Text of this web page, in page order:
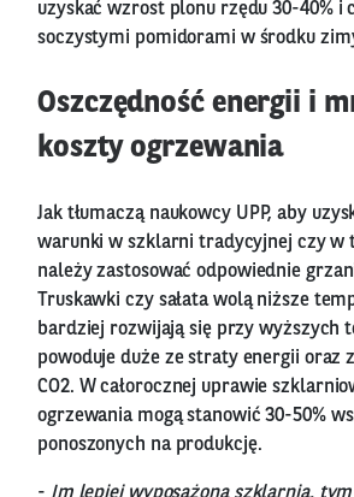
uzyskać wzrost plonu rzędu 30-40% i
soczystymi pomidorami w środku
Oszczędność energii i
koszty ogrzewania
Jak tłumaczą naukowcy UPP, aby
warunki w szklarni tradycyjnej czy w
należy zastosować odpowiednie
Truskawki czy sałata wolą niższe
bardziej rozwijają się przy wyższych
powoduje duże ze straty energii oraz
CO2. W całorocznej uprawie
ogrzewania mogą stanowić 30-50%
ponoszonych na produkcję.
- Im lepiej wyposażona szklarnia,